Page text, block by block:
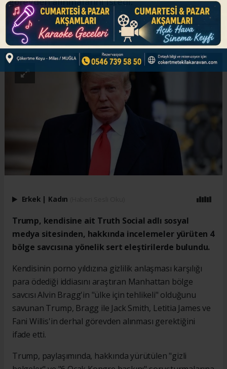
ABONE OL
Erkek | Kadın
Trump, kendisine ait Truth Social adlı sosyal
medya sitesinden, hakkında incelemeler yürüten 4
bölge savcısına yönelik sert eleştirilerde bulundu.
Kendisinin porno yıldızına gizlilik anlaşması karşılığı
para ödediği iddiasını araştıran Manhattan bölge
savcısı Alvin Bragg'in "ülke için tehlikeli" olduğunu
savunan Trump, Bragg ile Jack Smith, Letitia James ve
Fani Willis'in derhal görevden alınması gerektiğini
ifade etti.
Trump, paylaşımında, hakkında yürütülen "gizli